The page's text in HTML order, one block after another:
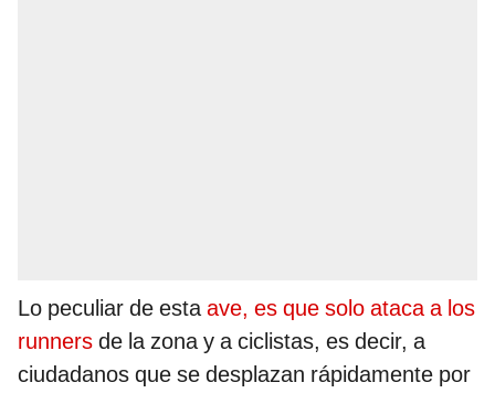
Lo peculiar de estaave, es que solo ataca a los
runners de la zona y a ciclistas, es decir, a
ciudadanos que se desplazan rápidamente por